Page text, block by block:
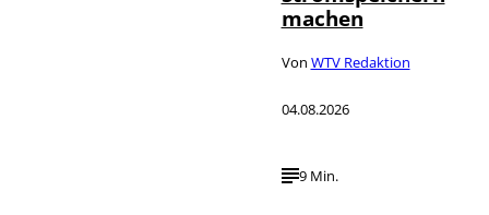
machen
Von WTV Redaktion
04.08.2026
9 Min.